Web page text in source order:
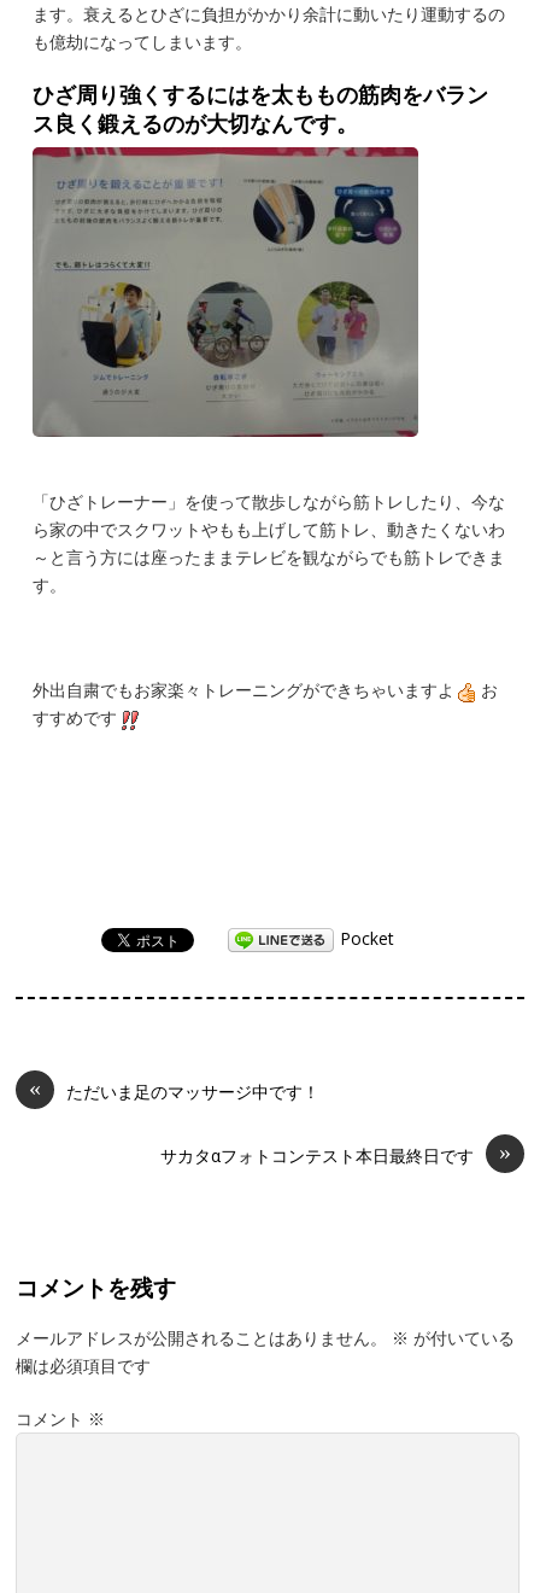
ます。衰えるとひざに負担がかかり余計に動いたり運動するの
も億劫になってしまいます。
ひざ周り強くするにはを太ももの筋肉をバラン
ス良く鍛えるのが大切なんです。
「ひざトレーナー」を使って散歩しながら筋トレしたり、今な
ら家の中でスクワットやもも上げして筋トレ、動きたくないわ
～と言う方には座ったままテレビを観ながらでも筋トレできま
す。
外出自粛でもお家楽々トレーニングができちゃいますよ
お
すすめです
Pocket
« ただいま足のマッサージ中です！
»
サカタαフォトコンテスト本日最終日です
コメントを残す
メールアドレスが公開されることはありません。 ※ が付いている
欄は必須項目です
コメント ※